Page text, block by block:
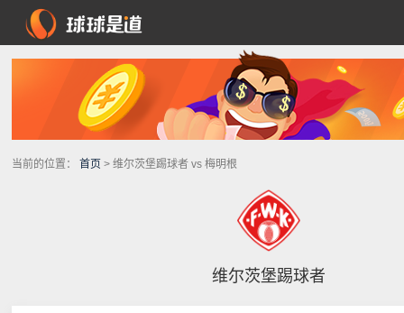
当前的位置： 首页 > 维尔茨堡踢球者 vs 梅明根
维尔茨堡踢球者